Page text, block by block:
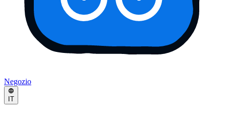
Negozio
IT